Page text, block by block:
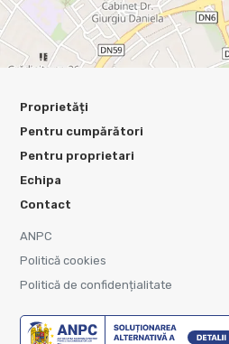
Proprietăți
Pentru cumpărători
Pentru proprietari
Echipa
Contact
ANPC
Politică cookies
Politică de confidențialitate